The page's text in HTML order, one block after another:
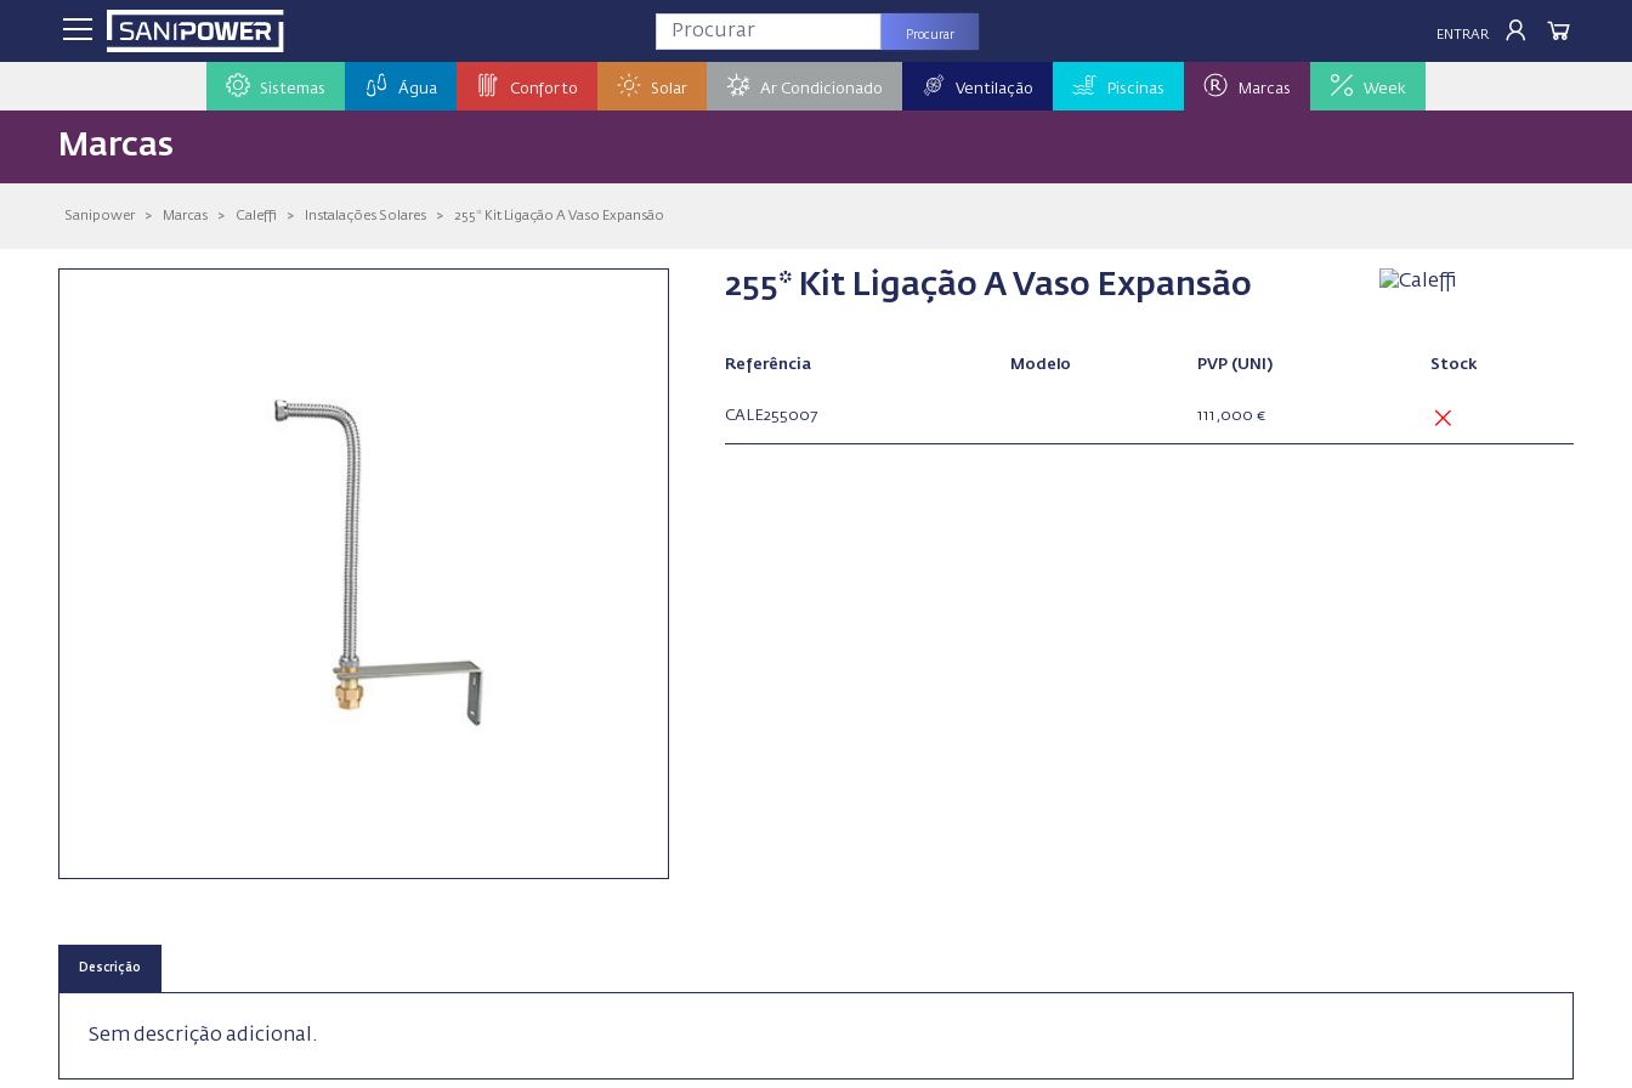
Procurar ENTRAR
Sistemas Água Conforto Solar Ar Condicionado Ventilação Piscinas Marcas Week
Marcas
Sanipower > Marcas > Caleffi > Instalações Solares > 255* Kit Ligação A Vaso Expansão
255* Kit Ligação A Vaso Expansão
Referência Modelo PVP (UNI) Stock
CALE255007 111,000 €
Descrição
Sem descrição adicional.